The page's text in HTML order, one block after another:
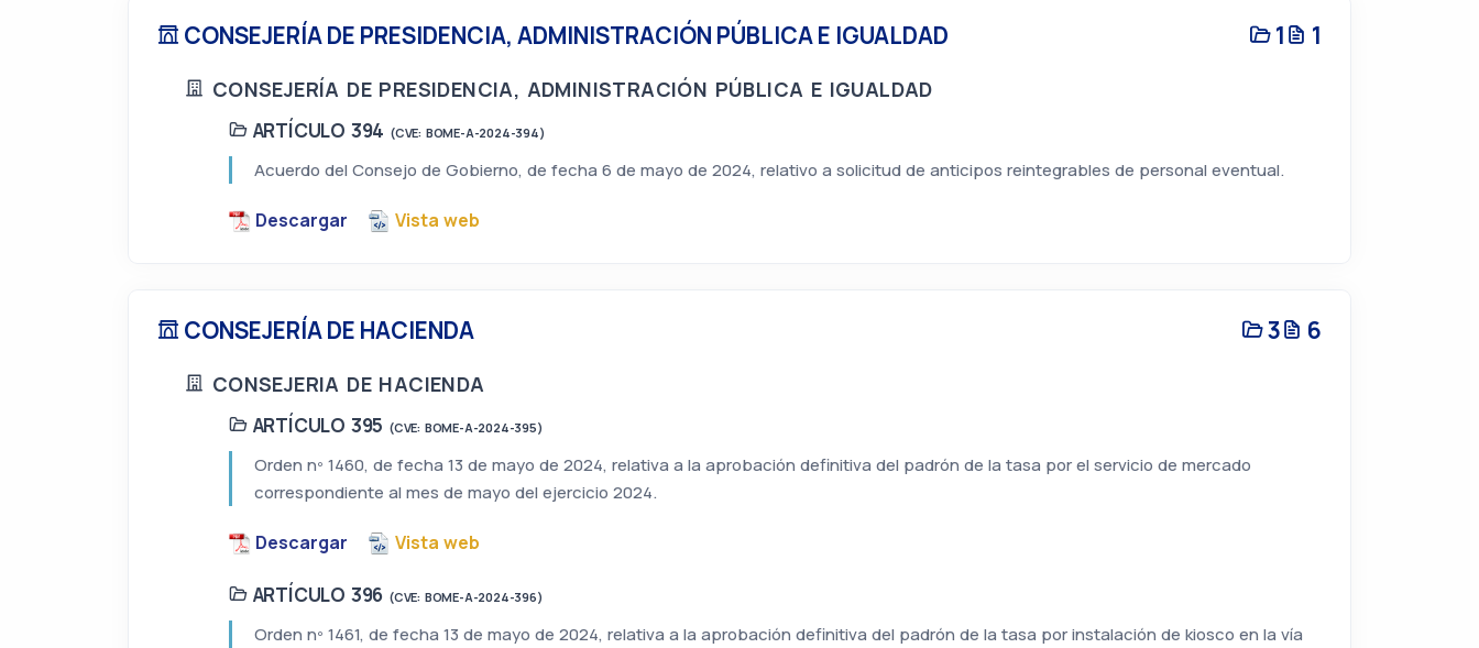
CONSEJERÍA DE PRESIDENCIA, ADMINISTRACIÓN PÚBLICA E IGUALDAD 1 1
CONSEJERÍA DE PRESIDENCIA, ADMINISTRACIÓN PÚBLICA E IGUALDAD
ARTÍCULO 394 (CVE: BOME-A-2024-394)
Acuerdo del Consejo de Gobierno, de fecha 6 de mayo de 2024, relativo a solicitud de anticipos reintegrables de personal eventual.
Descargar Vista web
CONSEJERÍA DE HACIENDA 3 6
CONSEJERIA DE HACIENDA
ARTÍCULO 395 (CVE: BOME-A-2024-395)
Orden nº 1460, de fecha 13 de mayo de 2024, relativa a la aprobación definitiva del padrón de la tasa por el servicio de mercado
correspondiente al mes de mayo del ejercicio 2024.
Descargar Vista web
ARTÍCULO 396 (CVE: BOME-A-2024-396)
Orden nº 1461, de fecha 13 de mayo de 2024, relativa a la aprobación definitiva del padrón de la tasa por instalación de kiosco en la vía